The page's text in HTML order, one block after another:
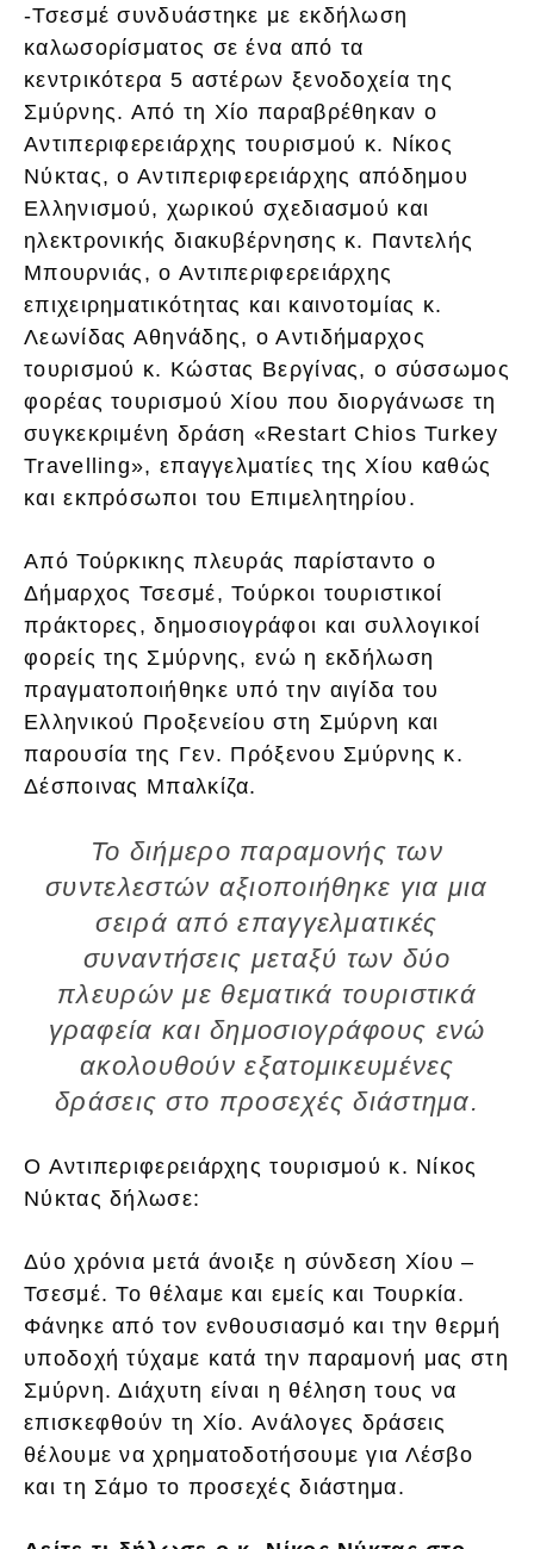
-Τσεσμέ συνδυάστηκε με εκδήλωση
καλωσορίσματος σε ένα από τα
κεντρικότερα 5 αστέρων ξενοδοχεία της
Σμύρνης. Από τη Χίο παραβρέθηκαν ο
Αντιπεριφερειάρχης τουρισμού κ. Νίκος
Νύκτας, ο Αντιπεριφερειάρχης απόδημου
Ελληνισμού, χωρικού σχεδιασμού και
ηλεκτρονικής διακυβέρνησης κ. Παντελής
Μπουρνιάς, ο Αντιπεριφερειάρχης
επιχειρηματικότητας και καινοτομίας κ.
Λεωνίδας Αθηνάδης, ο Αντιδήμαρχος
τουρισμού κ. Κώστας Βεργίνας, ο σύσσωμος
φορέας τουρισμού Χίου που διοργάνωσε τη
συγκεκριμένη δράση «Restart Chios Turkey
Travelling», επαγγελματίες της Χίου καθώς
και εκπρόσωποι του Επιμελητηρίου.
Από Τούρκικης πλευράς παρίσταντο ο
Δήμαρχος Τσεσμέ, Τούρκοι τουριστικοί
πράκτορες, δημοσιογράφοι και συλλογικοί
φορείς της Σμύρνης, ενώ η εκδήλωση
πραγματοποιήθηκε υπό την αιγίδα του
Ελληνικού Προξενείου στη Σμύρνη και
παρουσία της Γεν. Πρόξενου Σμύρνης κ.
Δέσποινας Μπαλκίζα.
Το διήμερο παραμονής των
συντελεστών αξιοποιήθηκε για μια
σειρά από επαγγελματικές
συναντήσεις μεταξύ των δύο
πλευρών με θεματικά τουριστικά
γραφεία και δημοσιογράφους ενώ
ακολουθούν εξατομικευμένες
δράσεις στο προσεχές διάστημα.
Ο Αντιπεριφερειάρχης τουρισμού κ. Νίκος
Νύκτας δήλωσε:
Δύο χρόνια μετά άνοιξε η σύνδεση Χίου –
Τσεσμέ. Το θέλαμε και εμείς και Τουρκία.
Φάνηκε από τον ενθουσιασμό και την θερμή
υποδοχή τύχαμε κατά την παραμονή μας στη
Σμύρνη. Διάχυτη είναι η θέληση τους να
επισκεφθούν τη Χίο. Ανάλογες δράσεις
θέλουμε να χρηματοδοτήσουμε για Λέσβο
και τη Σάμο το προσεχές διάστημα.